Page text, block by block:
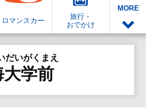
ロマンスカー
旅行・
おでかけ
MORE
だいがくまえ
大学前